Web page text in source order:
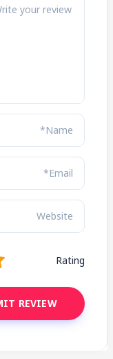
Rating